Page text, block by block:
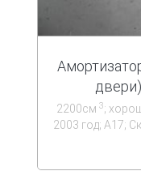
2200см 3;
2003 год; А17;